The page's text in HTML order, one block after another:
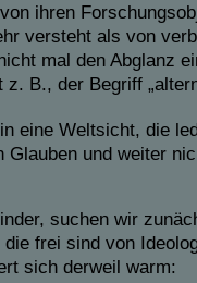
ihren
versteht als von
mal den Abglanz
B., der Begriff
eine Weltsicht, die
Glauben und weiter
suchen wir
frei sind von
sich derweil warm: